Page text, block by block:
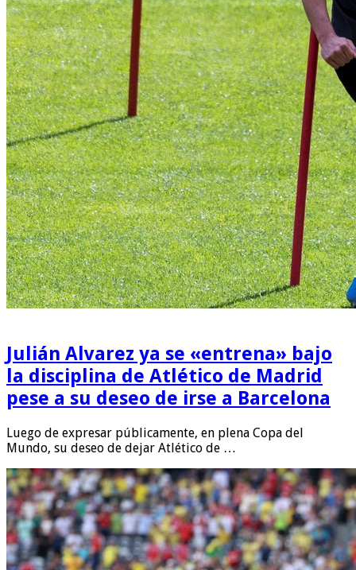
Julián Alvarez ya se «entrena» bajo
la disciplina de Atlético de Madrid
pese a su deseo de irse a Barcelona
Luego de expresar públicamente, en plena Copa del
Mundo, su deseo de dejar Atlético de …